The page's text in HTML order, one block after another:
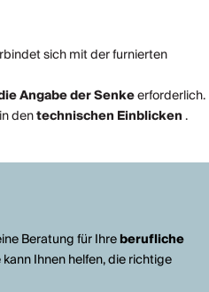
sich mit der furnierten
Angabe der Senkeerforderlich.
dentechnischen Einblicken.
Beratung für Ihreberufliche
Ihnen helfen, die richtige